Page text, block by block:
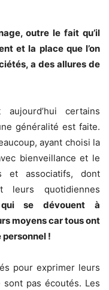
outre le fait qu’il
et la place que l’on
a des allures de
certains
généralité est faite.
ayant choisi la
bienveillance et le
et associatifs, dont
leurs quotidiennes
se dévouent à
moyens car tous ont
personnel !
pour exprimer leurs
pas écoutés. Les